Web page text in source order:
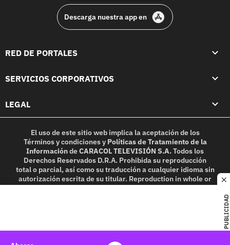
PUBLICIDAD
Descarga nuestra app en
RED DE PORTALES
SERVICIOS CORPORATIVOS
LEGAL
El uso de este sitio web implica la aceptación de los
Términos y condicionesy Políticas de Tratamiento de la
InformacióndeCARACOL TELEVISIÓN S.A.Todos los
Derechos Reservados D.R.A. Prohibida su reproducción
total o parcial, así como su traducción a cualquier idioma sin
autorización escrita de su titular. Reproduction in whole or
in part, or translation without written permission is